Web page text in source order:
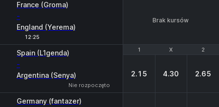
France (Groma)
-
England (Yerema)
12:25
Brak kursów
1 X 2
Spain (L1genda)
-
Argentina (Senya)
Nie rozpoczęto
1 X 2
2.15 4.30 2.65
Germany (fantazer)